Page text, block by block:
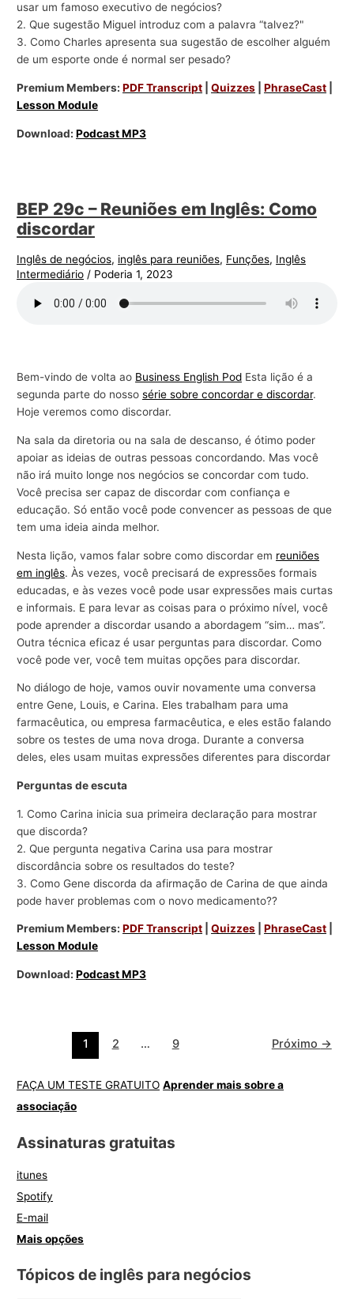
usar um famoso executivo de negócios?
2. Que sugestão Miguel introduz com a palavra “talvez?"
3. Como Charles apresenta sua sugestão de escolher alguém
de um esporte onde é normal ser pesado?
Premium Members:PDF Transcript |Quizzes |PhraseCast
Lesson Module
Download:Podcast MP3
BEP 29c – Reuniões em Inglês: Como
discordar
Inglês de negócios, inglês para reuniões, Funções, Inglês
Intermediário / Poderia 1, 2023
Bem-vindo de volta ao Business English Pod Esta lição é a
segunda parte do nossosérie sobre concordar e discordar.
Hoje veremos como discordar.
Na sala da diretoria ou na sala de descanso, é ótimo poder
apoiar as ideias de outras pessoas concordando. Mas você
não irá muito longe nos negócios se concordar com tudo.
Você precisa ser capaz de discordar com confiança e
educação. Só então você pode convencer as pessoas de que
tem uma ideia ainda melhor.
Nesta lição, vamos falar sobre como discordar em reuniões
em inglês. Às vezes, você precisará de expressões formais
educadas, e às vezes você pode usar expressões mais curtas
e informais. E para levar as coisas para o próximo nível, você
pode aprender a discordar usando a abordagem “sim… mas”.
Outra técnica eficaz é usar perguntas para discordar. Como
você pode ver, você tem muitas opções para discordar.
No diálogo de hoje, vamos ouvir novamente uma conversa
entre Gene, Louis, e Carina. Eles trabalham para uma
farmacêutica, ou empresa farmacêutica, e eles estão falando
sobre os testes de uma nova droga. Durante a conversa
deles, eles usam muitas expressões diferentes para discordar
Perguntas de escuta
1. Como Carina inicia sua primeira declaração para mostrar
que discorda?
2. Que pergunta negativa Carina usa para mostrar
discordância sobre os resultados do teste?
3. Como Gene discorda da afirmação de Carina de que ainda
pode haver problemas com o novo medicamento??
Premium Members:PDF Transcript |Quizzes |PhraseCast
Lesson Module
Download:Podcast MP3
1 2 … 9 Próximo →
FAÇA UM TESTE GRATUITO Aprender mais sobre a
associação
Assinaturas gratuitas
itunes
Spotify
E-mail
Mais opções
Tópicos de inglês para negócios